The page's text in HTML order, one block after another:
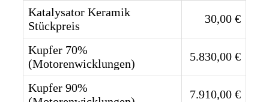
Katalysator Keramik
Stückpreis
30,00 €
Kupfer 70%
(Motorenwicklungen)
5.830,00 €
Kupfer 90%
7.910,00 €